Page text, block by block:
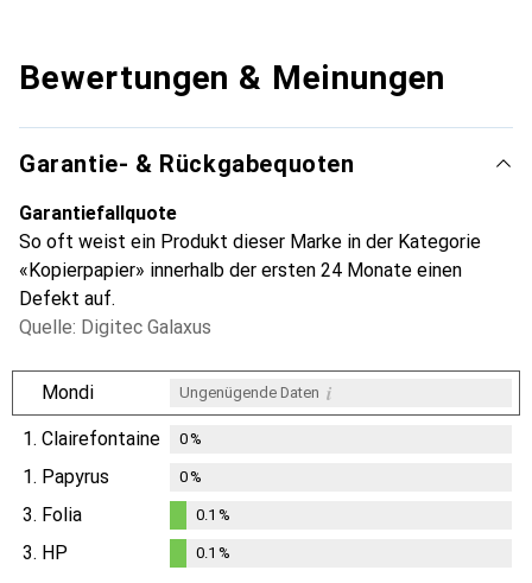
Bewertungen & Meinungen
Garantie- & Rückgabequoten
Garantiefallquote
So oft weist ein Produkt dieser Marke in der Kategorie
«Kopierpapier» innerhalb der ersten 24 Monate einen
Defekt auf.
Quelle: Digitec Galaxus
Mondi Ungenügende Daten i
1. Clairefontaine 0%
1. Papyrus 0%
3. Folia
%
0.1 %
3. HP 0.1 %